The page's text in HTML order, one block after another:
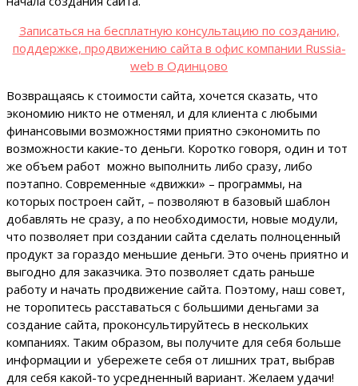
Записаться на бесплатную консультацию по созданию,
поддержке, продвижению сайта в офис компании Russia-
web в Одинцово
Возвращаясь к стоимости сайта, хочется сказать, что
экономию никто не отменял, и для клиента с любыми
финансовыми возможностями приятно сэкономить по
возможности какие-то деньги. Коротко говоря, один и тот
же объем работ можно выполнить либо сразу, либо
поэтапно. Современные «движки» – программы, на
которых построен сайт, – позволяют в базовый шаблон
добавлять не сразу, а по необходимости, новые модули,
что позволяет при создании сайта сделать полноценный
продукт за гораздо меньшие деньги. Это очень приятно и
выгодно для заказчика. Это позволяет сдать раньше
работу и начать продвижение сайта. Поэтому, наш совет,
не торопитесь расставаться с большими деньгами за
создание сайта, проконсультируйтесь в нескольких
компаниях. Таким образом, вы получите для себя больше
информации и убережете себя от лишних трат, выбрав
для себя какой-то усредненный вариант. Желаем удачи!